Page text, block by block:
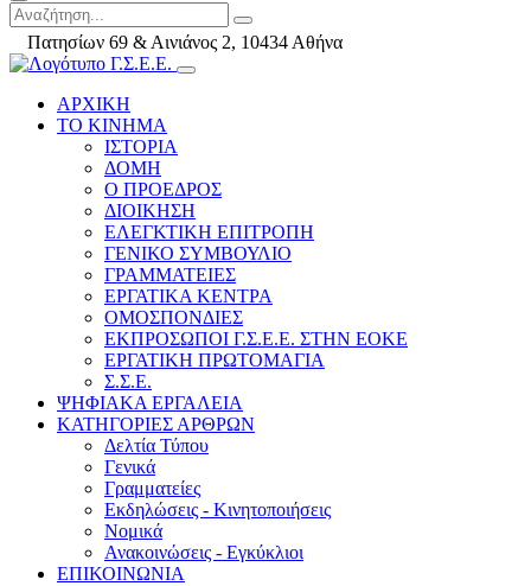
Πατησίων 69 & Αινιάνος 2, 10434 Αθήνα
ΑΡΧΙΚΗ
ΤΟ ΚΙΝΗΜΑ
ΙΣΤΟΡΙΑ
ΔΟΜΗ
Ο ΠΡΟΕΔΡΟΣ
ΔΙΟΙΚΗΣΗ
ΕΛΕΓΚΤΙΚΗ ΕΠΙΤΡΟΠΗ
ΓΕΝΙΚΟ ΣΥΜΒΟΥΛΙΟ
ΓΡΑΜΜΑΤΕΙΕΣ
ΕΡΓΑΤΙΚΑ ΚΕΝΤΡΑ
ΟΜΟΣΠΟΝΔΙΕΣ
ΕΚΠΡΟΣΩΠΟΙ Γ.Σ.Ε.Ε. ΣΤΗΝ ΕΟΚΕ
ΕΡΓΑΤΙΚΗ ΠΡΩΤΟΜΑΓΙΑ
Σ.Σ.Ε.
ΨΗΦΙΑΚΑ ΕΡΓΑΛΕΙΑ
ΚΑΤΗΓΟΡΙΕΣ ΑΡΘΡΩΝ
Δελτία Τύπου
Γενικά
Γραμματείες
Εκδηλώσεις - Κινητοποιήσεις
Νομικά
Ανακοινώσεις - Εγκύκλιοι
ΕΠΙΚΟΙΝΩΝΙΑ